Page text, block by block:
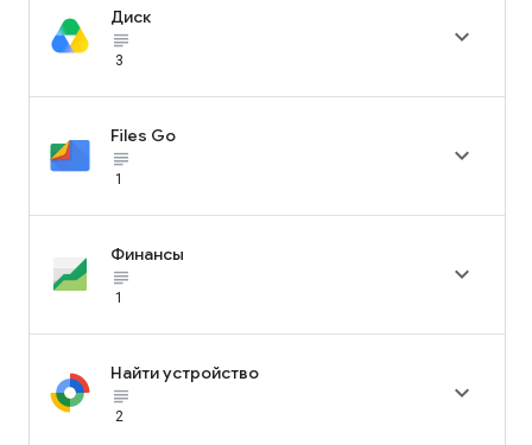
Диск
subject_black
3

Files Go
subject_black
1

Финансы
subject_black
1

Найти устройство
subject_black
2
